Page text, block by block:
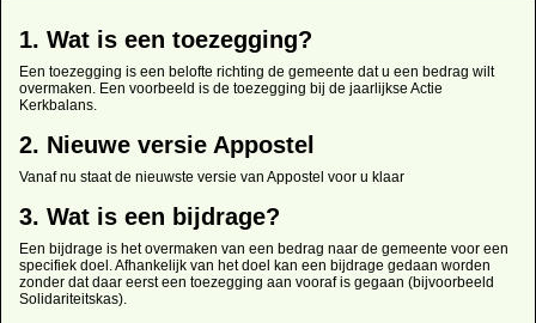
1. Wat is een toezegging?
Een toezegging is een belofte richting de gemeente dat u een bedrag wilt
overmaken. Een voorbeeld is de toezegging bij de jaarlijkse Actie
Kerkbalans.
2. Nieuwe versie Appostel
Vanaf nu staat de nieuwste versie van Appostel voor u klaar
3. Wat is een bijdrage?
Een bijdrage is het overmaken van een bedrag naar de gemeente voor een
specifiek doel. Afhankelijk van het doel kan een bijdrage gedaan worden
zonder dat daar eerst een toezegging aan vooraf is gegaan (bijvoorbeeld
Solidariteitskas).